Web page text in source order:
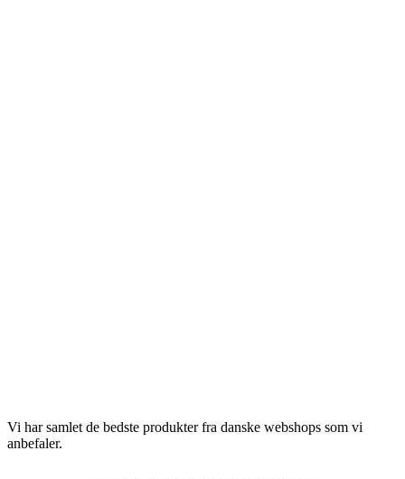
Vi har samlet de bedste produkter fra danske webshops som vi
anbefaler.